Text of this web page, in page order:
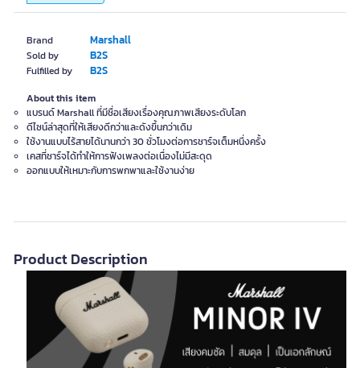
Brand Marshall
Sold by B2S
Fulfilled by B2S
About this item
แบรนด์ Marshall ที่มีชื่อเสียงเรื่องคุณภาพเสียงระดับโลก
ดีไซน์ล่าสุดที่ให้เสียงดีกว่าและดังขึ้นกว่าเดิม
ใช้งานแบบไร้สายได้นานกว่า 30 ชั่วโมงต่อการชาร์จเต็มหนึ่งครั้ง
เคสที่ชาร์จได้ทำให้การฟังเพลงต่อเนื่องไม่มีสะดุด
ออกแบบให้เหมาะกับการพกพาและใช้งานง่าย
Product Description